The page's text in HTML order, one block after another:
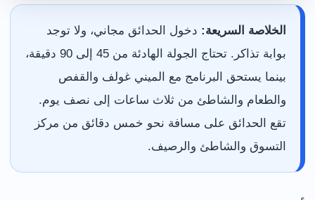
الخلاصة السريعة: دخول الحدائق مجاني، ولا توجد
بوابة تذاكر. تحتاج الجولة الهادئة من 45 إلى 90 دقيقة،
بينما يستحق البرنامج مع الميني غولف والقفص
والطعام والشاطئ من ثلاث ساعات إلى نصف يوم.
تقع الحدائق على مسافة نحو خمس دقائق من مركز
التسوق والشاطئ والرصيف.